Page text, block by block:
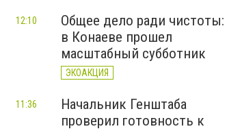
Общее дело ради чистоты:
в Конаеве прошел
масштабный субботник
ЭКОАКЦИЯ
12:10
Начальник Генштаба
проверил готовность к
11:36